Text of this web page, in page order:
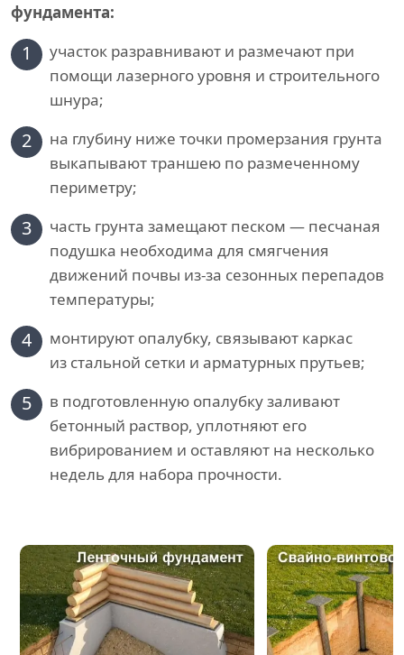
фундамента:
1
участок разравнивают и размечают при
помощи лазерного уровня и строительного
шнура;
2
на глубину ниже точки промерзания грунта
выкапывают траншею по размеченному
периметру;
3
часть грунта замещают песком — песчаная
подушка необходима для смягчения
движений почвы из-за сезонных перепадов
температуры;
4
монтируют опалубку, связывают каркас
из стальной сетки и арматурных прутьев;
5
в подготовленную опалубку заливают
бетонный раствор, уплотняют его
вибрированием и оставляют на несколько
недель для набора прочности.